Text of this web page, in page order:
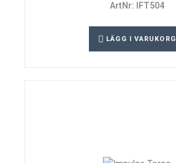
ArtNr: IFT504
LÄGG I VARUKORG